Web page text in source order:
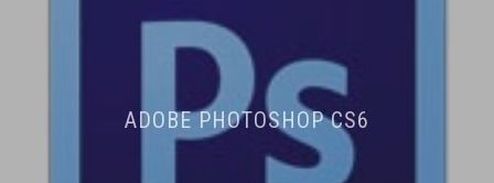
ADOBE PHOTOSHOP CS6